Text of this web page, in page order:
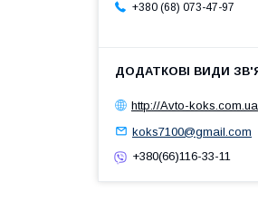
+380 (68) 073-47-97
http://Avto-koks.com.ua
koks7100@gmail.com
+380(66)116-33-11